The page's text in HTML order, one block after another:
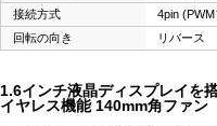
接続方式
4pin
回転の向き
リバース
1.6インチ液晶ディスプレイを
イヤレス機能 140mm角ファン